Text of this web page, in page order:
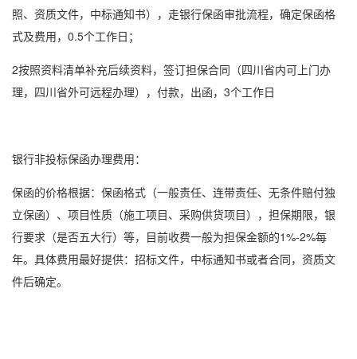
照、资质文件，中标通知书），走银行保函审批流程，确定保函格
式及费用，0.5个工作日；
2按照资料清单补充后续资料，签订担保合同（四川省内可上门办
理，四川省外可远程办理），付款，出函，3个工作日
银行非投标保函办理费用：
保函的价格根据： 保函格式 （一般责任、连带责任、无条件赔付独
立保函）、项目性质（施工项目、采购供货项目），担保期限，银
行要求（是否五大行）等，目前收费一般为担保金额的1%-2%每
年。具体费用最好提供：招标文件，中标通知书或者合同，资质文
件后确定。